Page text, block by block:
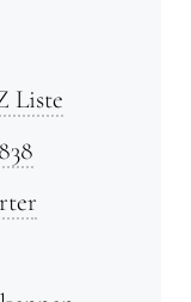
Liste